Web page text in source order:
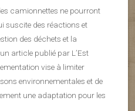
camionnettes ne pourront
suscite des réactions et
des déchets et la
article publié par L’Est
vise à limiter
environnementales et de
une adaptation pour les